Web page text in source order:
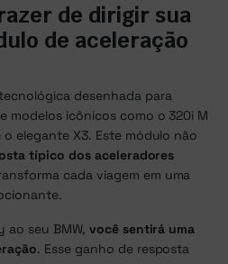
de dirigir sua
de aceleração
desenhada para
modelos icônicos como o 320i M
elegante X3. Este módulo não
típico dos aceleradores
cada viagem em uma
seu BMW, você sentirá uma
. Esse ganho de resposta